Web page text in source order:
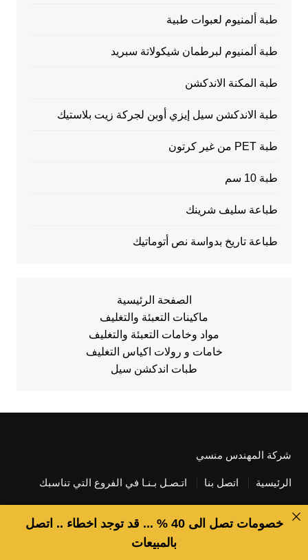
طبة ألمنيوم لعبوات طبية
طبة ألمنيوم لبرطمان شيكولاتة سبريد
طبة المكنة الاندكشن
طبة الاندكشن سيل إيزي أوبن لجركة زيت بلاستيك
طبة PET من غير كرتون
طبة 10 سم
طباعة سليف شرينك
طباعة تاريخ بدواسة نص أتوماتيك
الصفحة الرئيسية
ماكينات التعبئة والتغليف
مواد وخامات التعبئة والتغليف
خامات و رولات اكياس التغليف
طبات اندكشن سيل
شركة المهندس منسي
الرئيسية اتصل بنا اتـصـل بـنـا في الفروع التي تناسبك
خصومات تصل الى 40 % ... قد توجد اخطاء .. اتصل
بالمبيعات